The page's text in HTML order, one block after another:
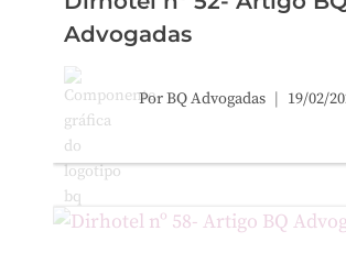
Advogadas
PorBQ Advogadas 19/02/